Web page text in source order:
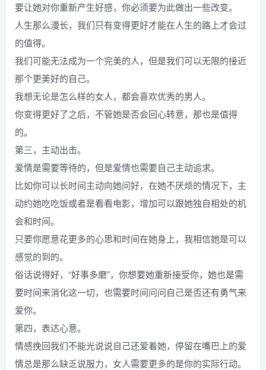
要让她对你重新产生好感，你必须要为此做出一些改变。
人生那么漫长，我们只有变得更好才能在人生的路上才会过
的值得。
我们可能无法成为一个完美的人，但是我们可以无限的接近
那个更美好的自己。
我想无论是怎么样的女人，都会喜欢优秀的男人。
你变得更好了之后，不管她是否会回心转意，那也是值得
的。
第三，主动出击。
爱情是需要等待的，但是爱情也需要自己主动追求。
比如你可以长时间主动向她问好，在她不厌烦的情况下，主
动约她吃吃饭或者是看看电影，增加可以跟她独自相处的机
会和时间。
只要你愿意花更多的心思和时间在她身上，我相信她是可以
感觉的到的。
俗话说得好，“好事多磨”，你想要她重新接受你，她也是需
要时间来消化这一切，也需要时间问问自己是否还有勇气来
爱你。
第四，表达心意。
情感挽回我们不能光说说自己还爱着她，停留在嘴巴上的爱
情总是那么缺乏说服力，女人需要更多的是你的实际行动。